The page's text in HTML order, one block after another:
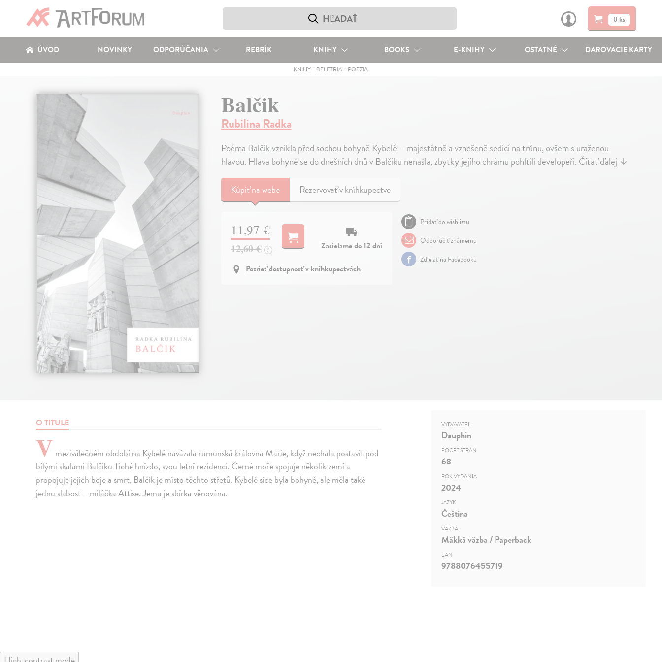
0 ks
ÚVOD NOVINKY ODPORÚČANIA REBRÍK KNIHY BOOKS E-KNIHY OSTATNÉ DAROVACIE KARTY
KNIHY - BELETRIA - POÉZIA
Balčik
Rubilina Radka
Poéma Balčik vznikla před sochou bohyně Kybelé – majestátně a vznešeně sedící na trůnu, ovšem s uraženou
hlavou. Hlava bohyně se do dnešních dnů v Balčiku nenašla, zbytky jejího chrámu pohltili developeři.Čítať ďalej↓
Kúpiťna webe Rezervovať v kníhkupectve
11,97 €
12,60 € ?
Zasielame do 12 dní
Pozrieť dostupnosť v kníhkupectvách
Pridať do wishlistu
Odporučiť známemu
Zdielať na Facebooku
O TITULE
V meziválečném období na Kybelé navázala rumunská královna Marie, když nechala postavit pod
bílými skalami Balčiku Tiché hnízdo, svou letní rezidenci. Černé moře spojuje několik zemí a
propojuje jejich boje a smrt, Balčik je místo těchto střetů. Kybelé sice byla bohyně, ale měla také
jednu slabost – miláčka Attise. Jemu je sbírka věnována.
VYDAVATEĽ
Dauphin
POČET STRÁN
68
ROK VYDANIA
2024
JAZYK
Čeština
VÄZBA
Mäkká väzba / Paperback
EAN
9788076455719